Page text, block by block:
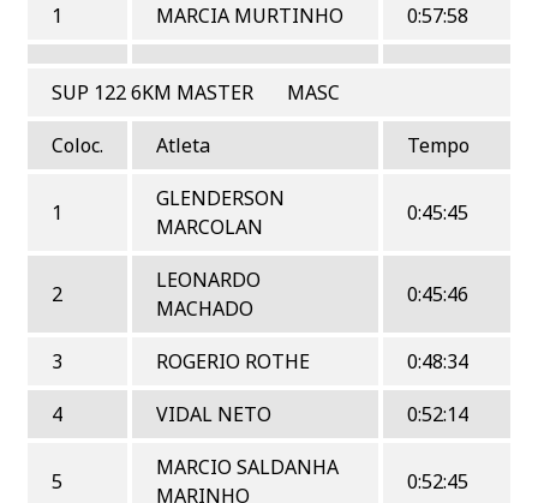
1
MARCIA MURTINHO 0:57:58
SUP 122 6KM MASTER MASC
Coloc.
Atleta Tempo
1
GLENDERSON
MARCOLAN
0:45:45
2
LEONARDO
MACHADO
0:45:46
3 ROGERIO ROTHE
0:48:34
4
VIDAL NETO 0:52:14
5
MARCIO SALDANHA
MARINHO
0:52:45